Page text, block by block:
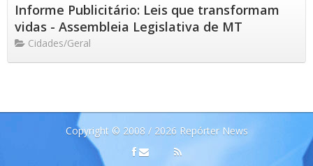
Informe Publicitário: Leis que transformam
vidas - Assembleia Legislativa de MT
Cidades/Geral
Copyright © 2008 / 2026 Repórter News